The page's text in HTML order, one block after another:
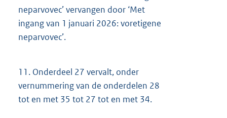
neparvovec’ vervangen door ‘Met
ingang van 1 januari 2026: voretigene
neparvovec’.
11. Onderdeel 27 vervalt, onder
vernummering van de onderdelen 28
tot en met 35 tot 27 tot en met 34.